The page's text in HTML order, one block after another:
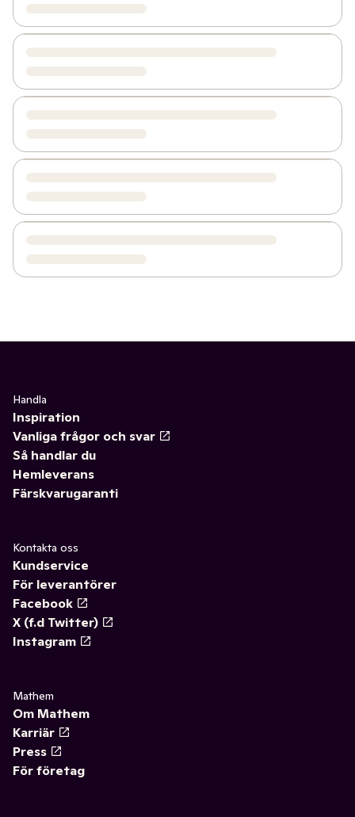
Handla
Inspiration
Vanliga frågor och svar
Så handlar du
Hemleverans
Färskvarugaranti
Kontakta oss
Kundservice
För leverantörer
Facebook
X (f.d Twitter)
Instagram
Mathem
Om Mathem
Karriär
Press
För företag